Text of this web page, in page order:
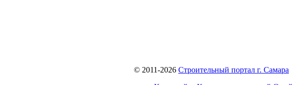
© 2011-2026 Строительный портал г. Самара